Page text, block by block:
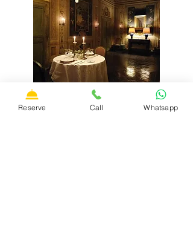
Reserve Call Whatsapp